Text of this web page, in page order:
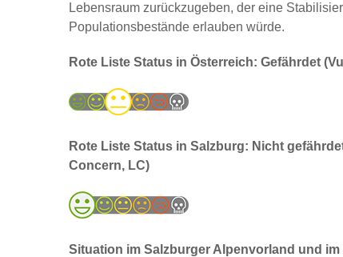
Lebensraum zurückzugeben, der eine
Populationsbestände erlauben würde.
Rote Liste Status in Österreich: Gefährdet
Rote Liste Status in Salzburg: Nicht
Concern, LC)
Situation im Salzburger Alpenvorland und im